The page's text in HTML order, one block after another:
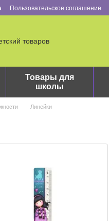
Пользовательское соглашение
товаров
Товары для
школы
Линейки